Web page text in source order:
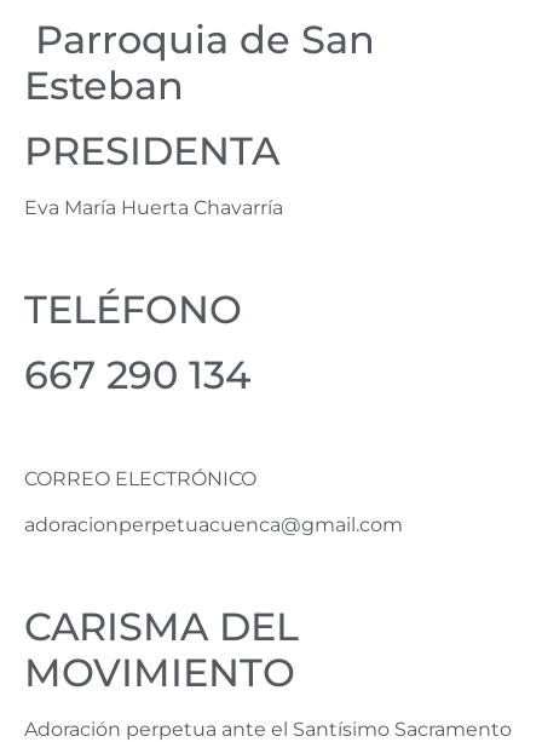
Parroquia de San
Esteban
PRESIDENTA
Eva María Huerta Chavarría
TELÉFONO
667 290 134
CORREO ELECTRÓNICO
adoracionperpetuacuenca@gmail.com
CARISMA DEL
MOVIMIENTO
Adoración perpetua ante el Santísimo Sacramento